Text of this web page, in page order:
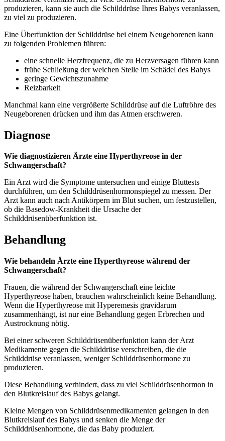
produzieren, kann sie auch die Schilddrüse Ihres Babys veranlassen,
zu viel zu produzieren.
Eine Überfunktion der Schilddrüse bei einem Neugeborenen kann
zu folgenden Problemen führen:
eine schnelle Herzfrequenz, die zu Herzversagen führen kann
frühe Schließung der weichen Stelle im Schädel des Babys
geringe Gewichtszunahme
Reizbarkeit
Manchmal kann eine vergrößerte Schilddrüse auf die Luftröhre des
Neugeborenen drücken und ihm das Atmen erschweren.
Diagnose
Wie diagnostizieren Ärzte eine Hyperthyreose in der
Schwangerschaft?
Ein Arzt wird die Symptome untersuchen und einige Bluttests
durchführen, um den Schilddrüsenhormonspiegel zu messen. Der
Arzt kann auch nach Antikörpern im Blut suchen, um festzustellen,
ob die Basedow-Krankheit die Ursache der
Schilddrüsenüberfunktion ist.
Behandlung
Wie behandeln Ärzte eine Hyperthyreose während der
Schwangerschaft?
Frauen, die während der Schwangerschaft eine leichte
Hyperthyreose haben, brauchen wahrscheinlich keine Behandlung.
Wenn die Hyperthyreose mit Hyperemesis gravidarum
zusammenhängt, ist nur eine Behandlung gegen Erbrechen und
Austrocknung nötig.
Bei einer schweren Schilddrüsenüberfunktion kann der Arzt
Medikamente gegen die Schilddrüse verschreiben, die die
Schilddrüse veranlassen, weniger Schilddrüsenhormone zu
produzieren.
Diese Behandlung verhindert, dass zu viel Schilddrüsenhormon in
den Blutkreislauf des Babys gelangt.
Kleine Mengen von Schilddrüsenmedikamenten gelangen in den
Blutkreislauf des Babys und senken die Menge der
Schilddrüsenhormone, die das Baby produziert.